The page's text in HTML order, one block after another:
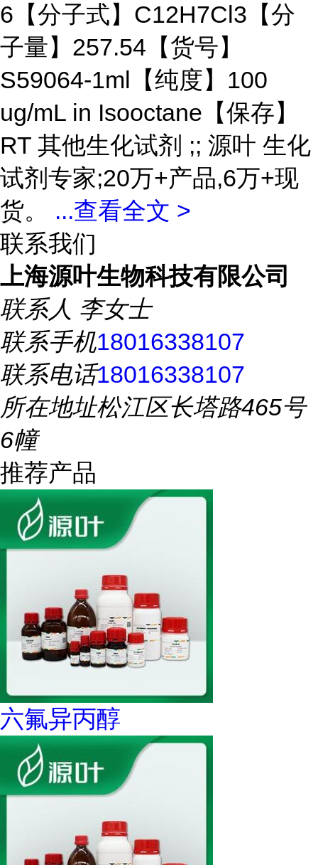
6【分子式】C12H7Cl3【分
子量】257.54【货号】
S59064-1ml【纯度】100
ug/mL in Isooctane【保存】
RT 其他生化试剂 ;; 源叶 生化
试剂专家;20万+产品,6万+现
货。 ...查看全文 >
联系我们
上海源叶生物科技有限公司
联系人 李女士
联系手机18016338107
联系电话18016338107
所在地址松江区长塔路465号
6幢
推荐产品
六氟异丙醇